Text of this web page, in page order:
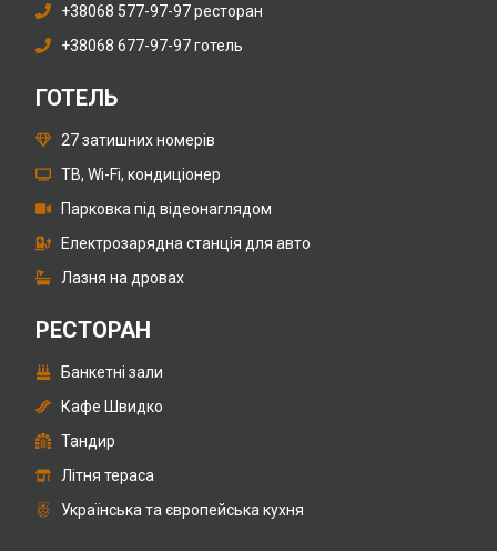
+38068 577-97-97 ресторан
+38068 677-97-97 готель
ГОТЕЛЬ
27 затишних номерів
ТВ, Wi-Fi, кондиціонер
Парковка під відеонаглядом
Електрозарядна станція для авто
Лазня на дровах
РЕСТОРАН
Банкетні зали
Кафе Швидко
Тандир
Літня тераса
Українська та європейська кухня